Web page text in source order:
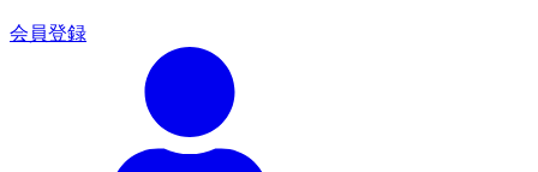
会員登録